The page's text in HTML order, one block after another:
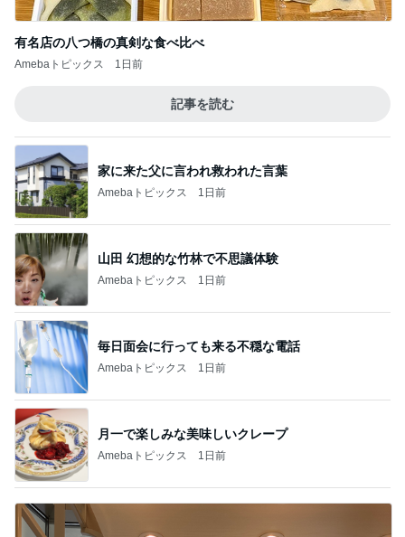
有名店の八つ橋の真剣な食べ比べ
Amebaトピックス 1日前
記事を読む
家に来た父に言われ救われた言葉
Amebaトピックス 1日前
山田 幻想的な竹林で不思議体験
Amebaトピックス 1日前
毎日面会に行っても来る不穏な電話
Amebaトピックス 1日前
月一で楽しみな美味しいクレープ
Amebaトピックス 1日前